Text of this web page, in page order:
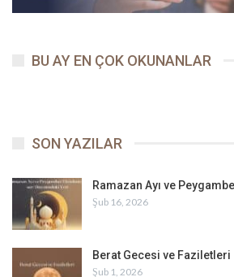
Şevkânî, Fethu’l-Kadîr, 5/502; Ebu’s-
Râzî, Tefsîr, 32/118; Ebu’s-Suûd,
Bkz: Râzî, Tefsîr, 32/114-120;
a.g.e., 30/244-246; Elmalılı, a.g.e.,
BU AY EN ÇOK OKUNANLAR
SON YAZILAR
Ramazan Ayı ve
Şub 16, 2026
Berat Gecesi ve Faziletleri
Şub 1, 2026